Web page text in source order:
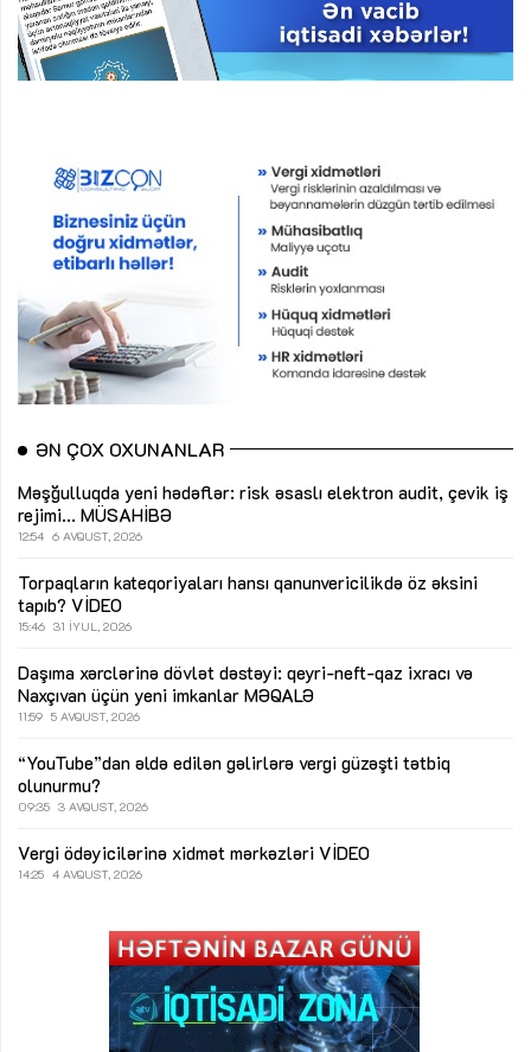
ƏN ÇOX OXUNANLAR
Məşğulluqda yeni hədəflər: risk əsaslı elektron audit, çevik iş
rejimi... MÜSAHİBƏ
12:54 6 AVQUST, 2026
Torpaqların kateqoriyaları hansı qanunvericilikdə öz əksini
tapıb? VİDEO
15:46 31 İYUL, 2026
Daşıma xərclərinə dövlət dəstəyi: qeyri-neft-qaz ixracı və
Naxçıvan üçün yeni imkanlar MƏQALƏ
11:59 5 AVQUST, 2026
“YouTube”dan əldə edilən gəlirlərə vergi güzəşti tətbiq
olunurmu?
09:35 3 AVQUST, 2026
Vergi ödəyicilərinə xidmət mərkəzləri VİDEO
14:25 4 AVQUST, 2026